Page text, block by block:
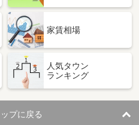
家賃相場
人気タウン
ランキング
プに戻る